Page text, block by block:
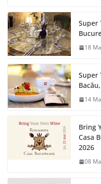
Super
18
Super
14
Bring
Casa
2026
08